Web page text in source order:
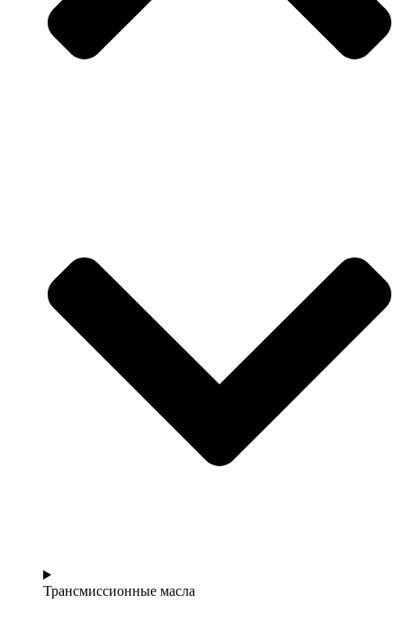
Трансмиссионные масла